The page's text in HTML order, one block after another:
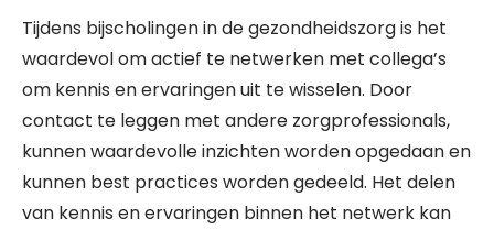
Tijdens bijscholingen in de gezondheidszorg is het
waardevol om actief te netwerken met collega’s
om kennis en ervaringen uit te wisselen. Door
contact te leggen met andere zorgprofessionals,
kunnen waardevolle inzichten worden opgedaan en
kunnen best practices worden gedeeld. Het delen
van kennis en ervaringen binnen het netwerk kan